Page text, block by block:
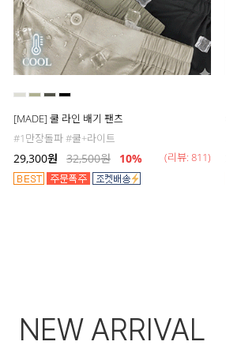
[MADE] 쿨 라인 배기 팬츠
#1만장돌파 #쿨+라이트
29,300원 32,500원 10% (리뷰: 811)
NEW ARRIVAL